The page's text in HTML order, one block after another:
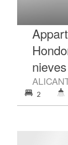
nieves
2